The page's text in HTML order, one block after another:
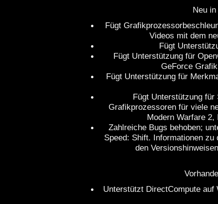
Neu
Fügt
Videos mit dem
Fügt
Fügt Unterstützung für
GeForce
Fügt Unterstützung für
Fügt Unterstützung für
Grafikprozessoren für viele
Modern Warfare 2,
Zahlreiche Bugs behoben;
Speed: Shift. Informationen
den
Unterstützt DirectCompute